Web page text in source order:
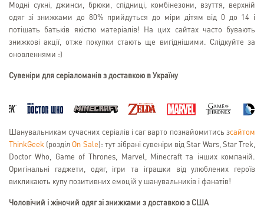
Модні сукні, джинси, брюки, спідниці, комбінезони, взуття, верхній
одяг зі знижками до 80% прийдуться до міри дітям від 0 до 14 і
потішать батьків якістю матеріалів! На цих сайтах часто бувають
знижкові акції, отже покупки стають ще вигіднішими. Слідкуйте за
оновленнями :)
Сувеніри для серіаломанів з доставкою в Україну
Шанувальникам сучасних серіалів і саг варто познайомитись зсайтом
ThinkGeek (розділ On Sale): тут зібрані сувеніри від Star Wars, Star Trek,
Doctor Who, Game of Thrones, Marvel, Minecraft та інших компаній.
Оригінальні гаджети, одяг, ігри та іграшки від улюблених героїв
викликають купу позитивних емоцій у шанувальників і фанатів!
Чоловічий і жіночий одяг зі знижками з доставкою з США